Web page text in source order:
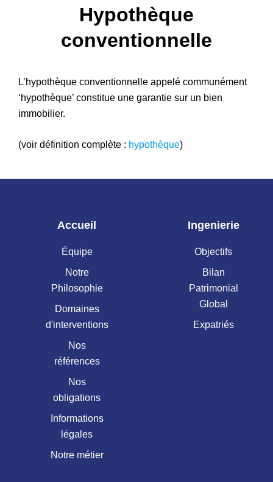
Patrimoine
Hypothèque
conventionnelle
L’hypothèque conventionnelle appelé communément
‘hypothèque’ constitue une garantie sur un bien
immobilier.
(voir définition complète : hypothèque)
Accueil
Équipe
Notre
Philosophie
Domaines
d'interventions
Nos
références
Nos
obligations
Informations
légales
Notre métier
Ingenierie
Objectifs
Bilan
Patrimonial
Global
Expatriés